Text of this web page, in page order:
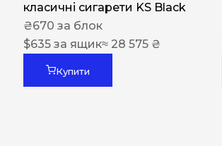
ASTRU
класичні сигарети KS Black
₴670 за блок
$635 за ящик≈ 28 575 ₴
Купити